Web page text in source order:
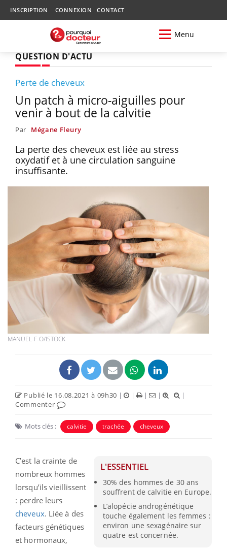
INSCRIPTION CONNEXION CONTACT
Menu
QUESTION D'ACTU
Perte de cheveux
Un patch à micro-aiguilles pour
venir à bout de la calvitie
Par Mégane Fleury
La perte des cheveux est liée au stress
oxydatif et à une circulation sanguine
insuffisante.
MANUEL-F-O/ISTOCK
Publié le 16.08.2021 à 09h30 | | | |
|
Commenter
Mots clés : calvitie trachée cheveux
L'ESSENTIEL
30% des hommes de 30 ans
souffrent de calvitie en Europe.
L’alopécie androgénétique
touche également les femmes :
environ une sexagénaire sur
quatre est concernée.
C’est la crainte de
nombreux hommes
lorsqu’ils vieillissent
: perdre leurs
cheveux. Liée à des
facteurs génétiques
et hormonaux,